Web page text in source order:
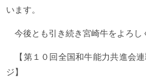
います。
今後とも引き続き宮崎牛をよろし
【第１０回全国和牛能力共進会
ジ】